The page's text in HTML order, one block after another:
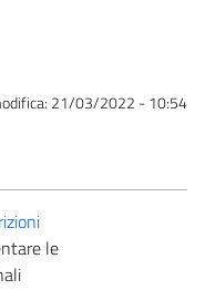
21/03/2022 - 10:54
le